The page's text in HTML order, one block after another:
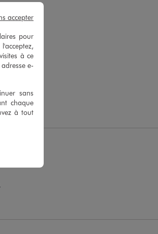
J.
pour
à ce
e-
sans
chaque
à tout
accepter